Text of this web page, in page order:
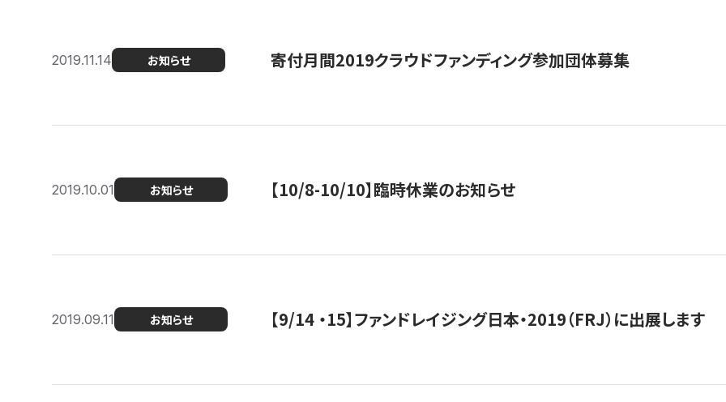
2019.11.14 お知らせ 寄付月間2019クラウドファンディング参加団体募集
2019.10.01 お知らせ 【10/8-10/10】臨時休業のお知らせ
2019.09.11 お知らせ 【9/14 ・15】ファンドレイジング日本・2019（FRJ）に出展します